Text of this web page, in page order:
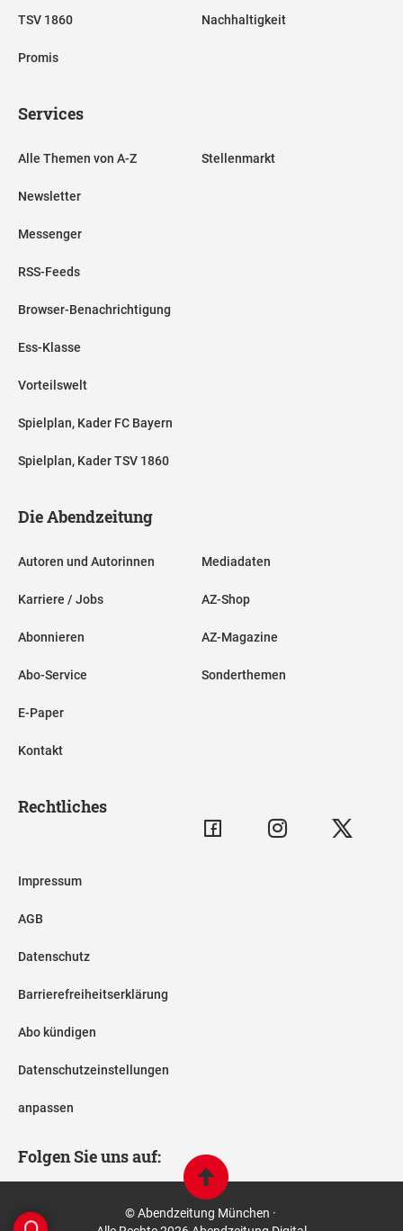
TSV 1860
Promis
Nachhaltigkeit
Services
Alle Themen von A-Z
Newsletter
Messenger
RSS-Feeds
Browser-Benachrichtigung
Ess-Klasse
Vorteilswelt
Spielplan, Kader FC Bayern
Spielplan, Kader TSV 1860
Stellenmarkt
Die Abendzeitung
Autoren und Autorinnen
Karriere / Jobs
Abonnieren
Abo-Service
E-Paper
Kontakt
Mediadaten
AZ-Shop
AZ-Magazine
Sonderthemen
Rechtliches
Impressum
AGB
Datenschutz
Barrierefreiheitserklärung
Abo kündigen
Datenschutzeinstellungen
anpassen
Folgen Sie uns auf:
© Abendzeitung München ·